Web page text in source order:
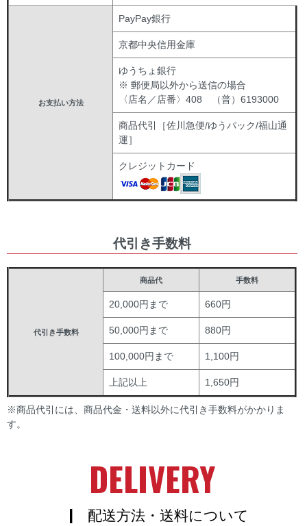
お支払い方法
PayPay銀行
京都中央信用金庫
ゆうちょ銀行
※ 郵便局以外から送信の場合
〈店名／店番〉408 （普）6193000
商品代引［佐川急便/ゆうパック/福山通
運］
クレジットカード
代引き手数料
代引き手数料
商品代 手数料
20,000円まで 660円
50,000円まで 880円
100,000円まで 1,100円
上記以上 1,650円
※商品代引には、商品代金・送料以外に代引き手数料がかかりま
す。
DELIVERY
| 配送方法・送料について